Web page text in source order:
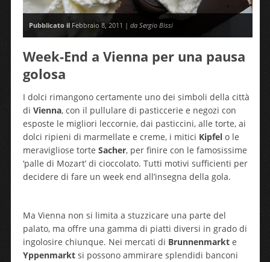
Pubblicato ilFebbraio 8, 2011 | da Sergio Bissi
Week-End a Vienna per una pausa
golosa
I dolci rimangono certamente uno dei simboli della città
di Vienna, con il pullulare di pasticcerie e negozi con
esposte le migliori leccornie, dai pasticcini, alle torte, ai
dolci ripieni di marmellate e creme, i mitici Kipfelo le
meravigliose torte Sacher, per finire con le famosissime
‘palle di Mozart’ di cioccolato. Tutti motivi sufficienti per
decidere di fare un week end all’insegna della gola.
Ma Vienna non si limita a stuzzicare una parte del
palato, ma offre una gamma di piatti diversi in grado di
ingolosire chiunque. Nei mercati di Brunnenmarkte
Yppenmarktsi possono ammirare splendidi banconi